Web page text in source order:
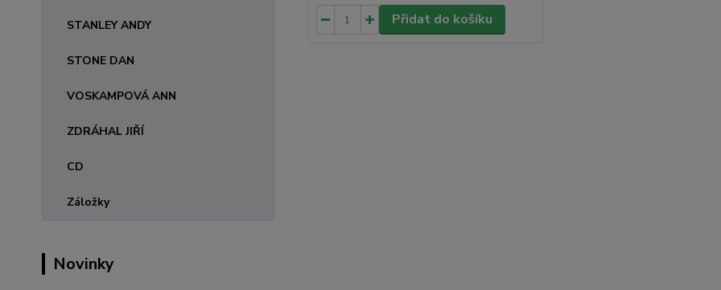
STANLEY ANDY
STONE DAN
VOSKAMPOVÁ ANN
ZDRÁHAL JIŘÍ
CD
Záložky
Novinky
Přidat do košíku